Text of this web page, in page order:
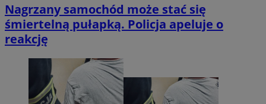
Nagrzany samochód może stać się
śmiertelną pułapką. Policja apeluje o
reakcję